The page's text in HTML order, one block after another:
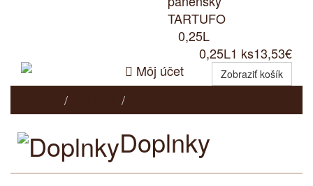
0,25L1 ks13,53€
Zobraziť košík
 Môj účet
Doplnky